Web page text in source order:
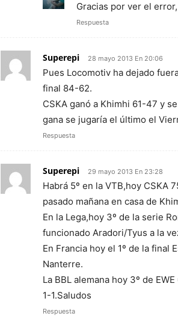
Gracias por ver el
Respuesta
Superepi 28 mayo 2013 En 20:06
Pues Locomotiv ha dejado
final 84-62.
CSKA ganó a Khimhi 61-47 y
gana se jugaría el último el
Respuesta
Superepi 29 mayo 2013 En 23:28
Habrá 5º en la VTB,hoy CSKA
pasado mañana en casa de
En la Lega,hoy 3º de la serie
funcionado Aradori/Tyus a la
En Francia hoy el 1º de la final
Nanterre.
La BBL alemana hoy 3º de
1-1.Saludos
Respuesta